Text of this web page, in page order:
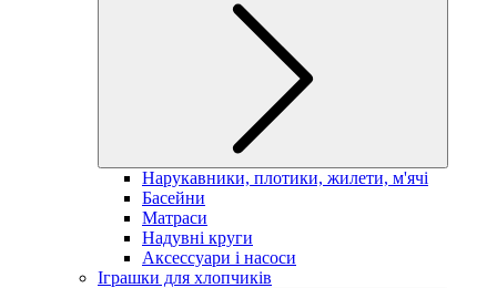
Нарукавники, плотики, жилети, м'ячі
Басейни
Матраси
Надувні круги
Аксессуари і насоси
Іграшки для хлопчиків